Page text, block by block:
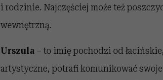
i rodzinie. Najczęściej może też
wewnętrzną.
Urszula – to imię pochodzi od
artystyczne, potrafi komunikować